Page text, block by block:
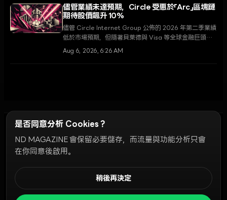
儘管業績未達預期，Circle 受惠於「Arc」區塊鏈
期待股價飆升 10%
儘管 Circle Internet Group 公佈的 2026 年第二季業績
低於市場預期，但隨著貝萊德與 Visa 等全球金融巨頭參
與的「Arc」區塊鏈驗證者名單公佈，成功引發市場熱烈迴
Aug 6, 2026, 6:26 AM
倫理準則Discord Bots
© 2026 NDD INC. 保留所有權利。
是否同意分析 Cookies？
ND MAGAZINE 會保留必要儲存，而流量與功能分析只會
在你同意後啟用。
稍後再決定